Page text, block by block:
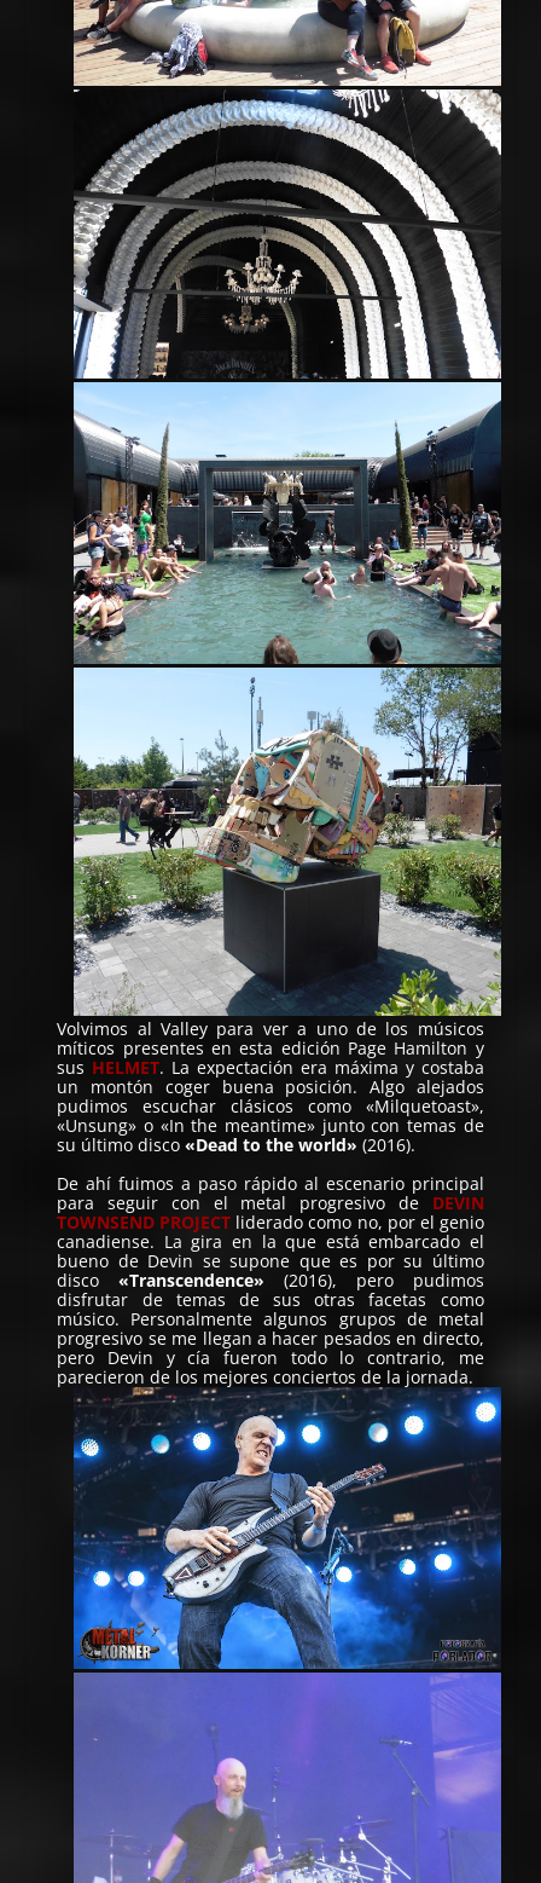
Volvimos al Valley para ver a uno de los músicos
míticos presentes en esta edición Page Hamilton y
sus HELMET. La expectación era máxima y costaba
un montón coger buena posición. Algo alejados
pudimos escuchar clásicos como «Milquetoast»,
«Unsung» o «In the meantime» junto con temas de
su último disco«Dead to the world» (2016).
De ahí fuimos a paso rápido al escenario principal
para seguir con el metal progresivo de DEVIN
TOWNSEND PROJECT liderado como no, por el genio
canadiense. La gira en la que está embarcado el
bueno de Devin se supone que es por su último
disco«Transcendence» (2016), pero pudimos
disfrutar de temas de sus otras facetas como
músico. Personalmente algunos grupos de metal
progresivo se me llegan a hacer pesados en directo,
pero Devin y cía fueron todo lo contrario, me
parecieron de los mejores conciertos de la jornada.